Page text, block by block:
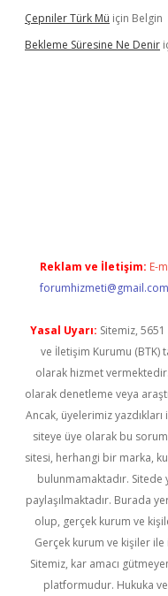
Çepniler Türk Mü için Belgin
Bekleme Süresine Ne Denir
Reklam ve İletişim: E-
forumhizmeti@gmail.com
Yasal Uyarı: Sitemiz,
ve İletişim Kurumu (BTK)
olarak hizmet
olarak denetleme veya
Ancak, üyelerimiz
siteye üye olarak bu
sitesi, herhangi bir marka,
bulunmamaktadır. Sitede
paylaşılmaktadır. Burada
olup, gerçek kurum ve
Gerçek kurum ve kişiler
Sitemiz, kar amacı
platformudur. Hukuka